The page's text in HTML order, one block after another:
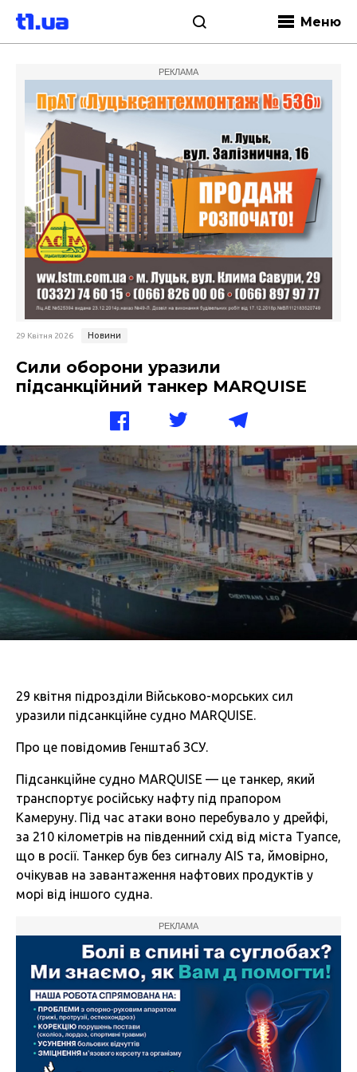
Меню
РЕКЛАМА
29 Квітня 2026 Новини
Сили оборони уразили
підсанкційний танкер MARQUISE
29 квітня підрозділи Військово-морських сил
уразили підсанкційне судно MARQUISE.
Про це повідомив Генштаб ЗСУ.
Підсанкційне судно MARQUISE — це танкер, який
транспортує російську нафту під прапором
Камеруну. Під час атаки воно перебувало у дрейфі,
за 210 кілометрів на південний схід від міста Туапсе,
що в росії. Танкер був без сигналу AIS та, ймовірно,
очікував на завантаження нафтових продуктів у
морі від іншого судна.
РЕКЛАМА